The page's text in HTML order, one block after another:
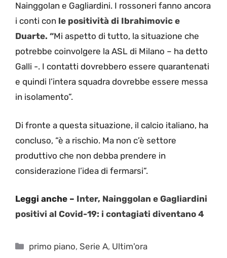
Nainggolan e Gagliardini. I rossoneri fanno ancora
i conti con le positività di Ibrahimovic e
Duarte. “Mi aspetto di tutto, la situazione che
potrebbe coinvolgere la ASL di Milano – ha detto
Galli -. I contatti dovrebbero essere quarantenati
e quindi l’intera squadra dovrebbe essere messa
in isolamento”.
Di fronte a questa situazione, il calcio italiano, ha
concluso, “è a rischio. Ma non c’è settore
produttivo che non debba prendere in
considerazione l’idea di fermarsi”.
Leggi anche – Inter, Nainggolan e Gagliardini
positivi al Covid-19: i contagiati diventano 4
Categorie
primo piano,Serie A, Ultim'ora